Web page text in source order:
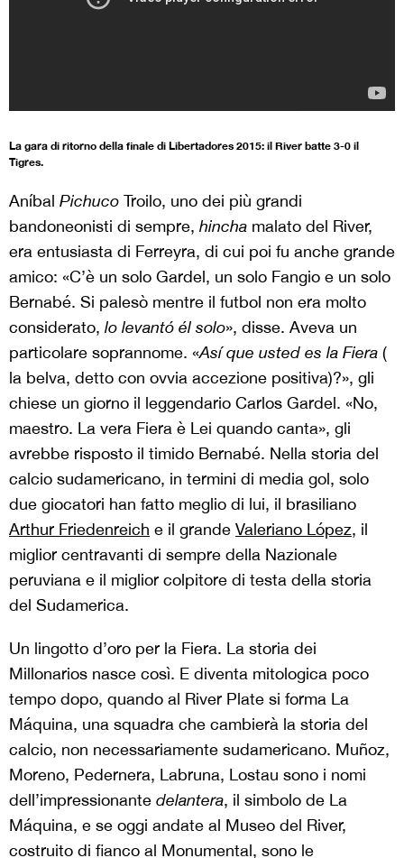
La gara di ritorno della finale di Libertadores 2015: il River batte 3-0 il
Tigres.
Aníbal Pichuco Troilo, uno dei più grandi
bandoneonisti di sempre, hincha malato del River,
era entusiasta di Ferreyra, di cui poi fu anche grande
amico: «C’è un solo Gardel, un solo Fangio e un solo
Bernabé. Si palesò mentre il futbol non era molto
considerato, lo levantó él solo», disse. Aveva un
particolare soprannome. «Así que usted es la Fiera (
la belva, detto con ovvia accezione positiva)?», gli
chiese un giorno il leggendario Carlos Gardel. «No,
maestro. La vera Fiera è Lei quando canta», gli
avrebbe risposto il timido Bernabé. Nella storia del
calcio sudamericano, in termini di media gol, solo
due giocatori han fatto meglio di lui, il brasiliano
Arthur Friedenreich e il grande Valeriano López, il
miglior centravanti di sempre della Nazionale
peruviana e il miglior colpitore di testa della storia
del Sudamerica.
Un lingotto d’oro per la Fiera. La storia dei
Millonarios nasce così. E diventa mitologica poco
tempo dopo, quando al River Plate si forma La
Máquina, una squadra che cambierà la storia del
calcio, non necessariamente sudamericano. Muñoz,
Moreno, Pedernera, Labruna, Lostau sono i nomi
dell’impressionante delantera, il simbolo de La
Máquina, e se oggi andate al Museo del River,
costruito di fianco al Monumental, sono le